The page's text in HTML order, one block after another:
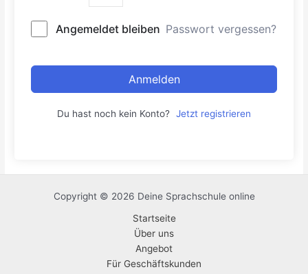
Angemeldet bleiben Passwort vergessen?
Anmelden
Du hast noch kein Konto? Jetzt registrieren
Copyright © 2026 Deine Sprachschule online
Startseite
Über uns
Angebot
Für Geschäftskunden